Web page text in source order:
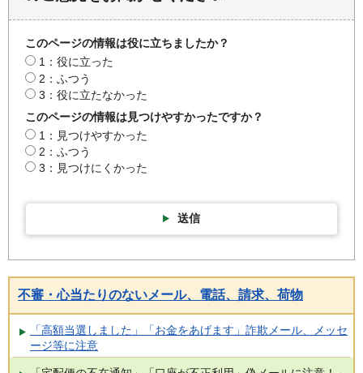
このページの情報は役に立ちましたか？
1：役に立った
2：ふつう
3：役に立たなかった
このページの情報は見つけやすかったですか？
1：見つけやすかった
2：ふつう
3：見つけにくかった
送信
不審・心当たりのないメール、電話、請求、荷物
「高額当選しました」「お金をあげます」詐欺メール、メッセ
ージ等に注意